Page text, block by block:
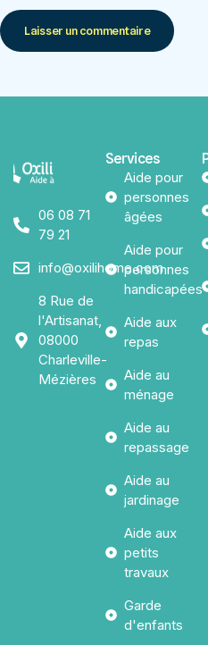
06 08 71
79 21
info@oxilihome.com
8 Rue de
l'Artisanat,
08000
Charleville-
Mézières
Services
Aide pour
personnes
âgées
Aide pour
personnes
handicapées
Aide aux
repas
Aide au
ménage
Aide au
repassage
Aide au
jardinage
Aide aux
petits
travaux
Garde
d'enfants